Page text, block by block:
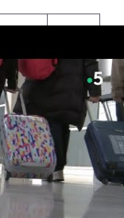
24.99
29.99